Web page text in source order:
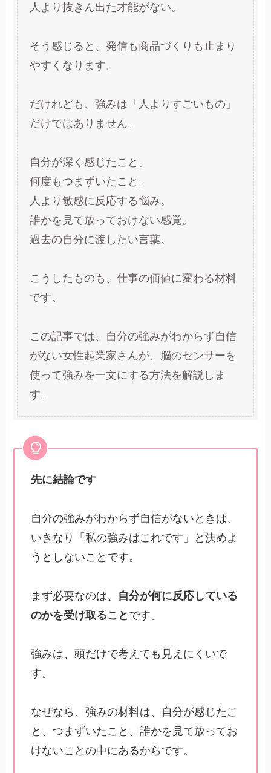
人より抜きん出た才能がない。
そう感じると、発信も商品づくりも止まり
やすくなります。
だけれども、強みは「人よりすごいもの」
だけではありません。
自分が深く感じたこと。
何度もつまずいたこと。
人より敏感に反応する悩み。
誰かを見て放っておけない感覚。
過去の自分に渡したい言葉。
こうしたものも、仕事の価値に変わる材料
です。
この記事では、自分の強みがわからず自信
がない女性起業家さんが、脳のセンサーを
使って強みを一文にする方法を解説しま
す。
先に結論です
自分の強みがわからず自信がないときは、
いきなり「私の強みはこれです」と決めよ
うとしないことです。
まず必要なのは、 自分が何に反応している
のかを受け取ること です。
強みは、頭だけで考えても見えにくいで
す。
なぜなら、強みの材料は、自分が感じたこ
と、つまずいたこと、誰かを見て放ってお
けないことの中にあるからです。